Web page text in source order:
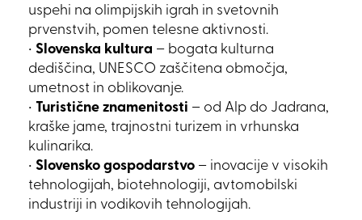
uspehi na olimpijskih igrah in svetovnih
prvenstvih, pomen telesne aktivnosti.
• Slovenska kultura – bogata kulturna
dediščina, UNESCO zaščitena območja,
umetnost in oblikovanje.
• Turistične znamenitosti – od Alp do Jadrana,
kraške jame, trajnostni turizem in vrhunska
kulinarika.
• Slovensko gospodarstvo – inovacije v visokih
tehnologijah, biotehnologiji, avtomobilski
industriji in vodikovih tehnologijah.